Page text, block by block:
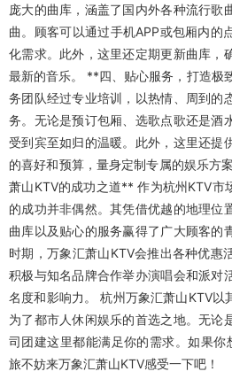
庞大的曲库，涵盖了国内外各种流行歌
曲。顾客可以通过手机APP或包厢内的
化需求。此外，这里还定期更新曲库，
最新的音乐。 **四、贴心服务，打造极
务团队经过专业培训，以热情、周到的
务。无论是预订包厢、选歌点歌还是酒
受到宾至如归的温暖。此外，这里还提
的喜好和预算，量身定制专属的娱乐方
萧山KTV的成功之道** 作为杭州KTV市
的成功并非偶然。其凭借优越的地理位
曲库以及贴心的服务赢得了广大顾客的
时期，万象汇萧山KTV会推出各种优惠
积极与知名品牌合作举办演唱会和派对
名度和影响力。 杭州万象汇萧山KTV以
为了都市人休闲娱乐的首选之地。无论
司团建这里都能满足你的需求。如果你
旅不妨来万象汇萧山KTV感受一下吧！